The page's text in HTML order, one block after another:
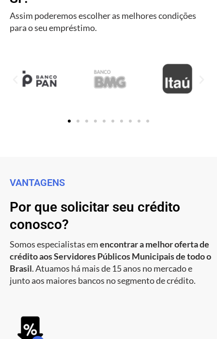
Assim poderemos escolher as melhores condições
para o seu empréstimo.
VANTAGENS
Por que solicitar seu crédito
conosco?
Somos especialistas emencontrar a melhor oferta de
crédito aos Servidores Públicos Municipais de todo o
Brasil. Atuamos há mais de 15 anos no mercado e
junto aos maiores bancos no segmento de crédito.